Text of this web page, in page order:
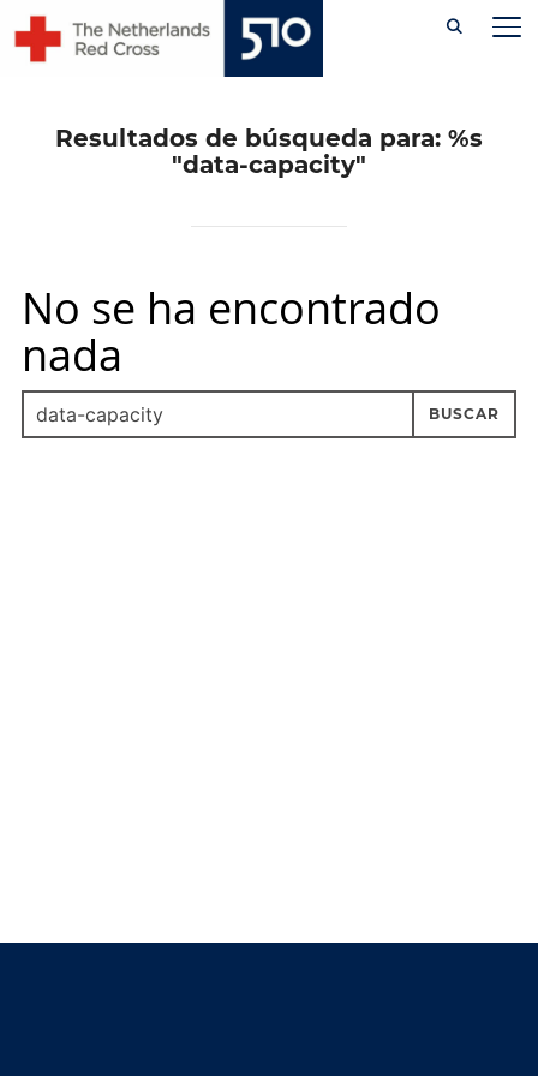
content
Resultados de búsqueda para: %s
"data-capacity"
No se ha encontrado
nada